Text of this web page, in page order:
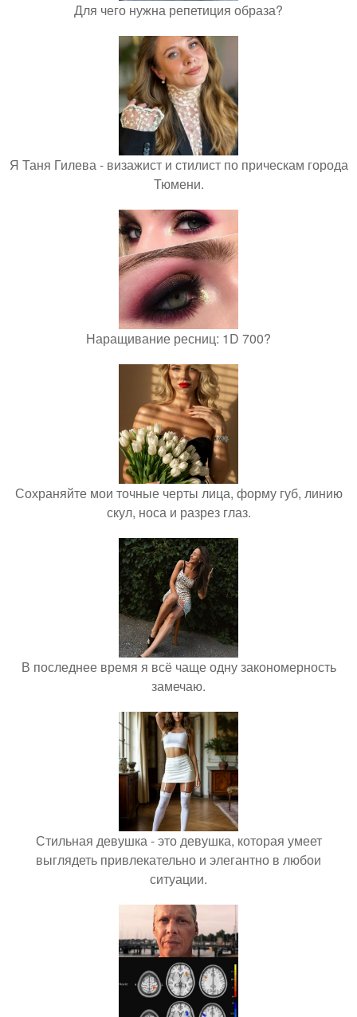
Для чего нужна репетиция образа?
Я Таня Гилева - визажист и стилист по прическам города
Тюмени.
Наращивание ресниц: 1D 700?
Сохраняйте мои точные черты лица, форму губ, линию
скул, носа и разрез глаз.
В последнее время я всё чаще одну закономерность
замечаю.
Стильная девушка - это девушка, которая умеет
выглядеть привлекательно и элегантно в любои
ситуации.